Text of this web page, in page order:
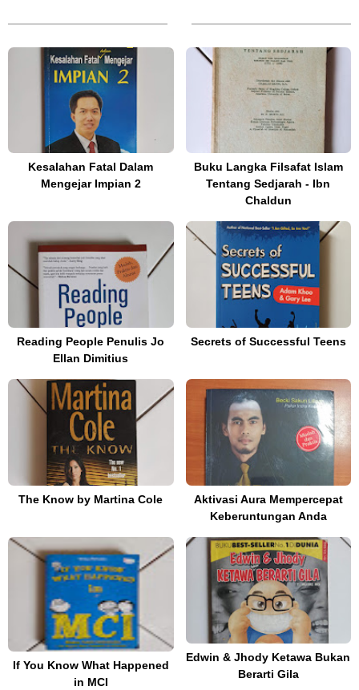
Kesalahan Fatal Dalam
Mengejar Impian 2
Buku Langka Filsafat Islam
Tentang Sedjarah - Ibn
Chaldun
Reading People Penulis Jo
Ellan Dimitius
Secrets of Successful Teens
The Know by Martina Cole
Aktivasi Aura Mempercepat
Keberuntungan Anda
If You Know What Happened
in MCI
Edwin & Jhody Ketawa Bukan
Berarti Gila